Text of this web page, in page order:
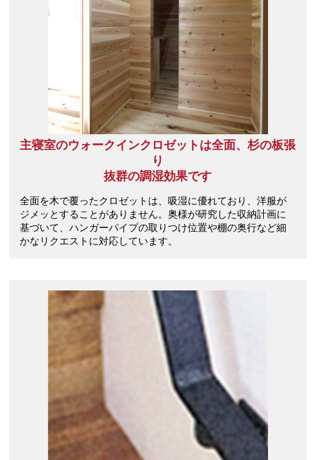
主寝室のウォークインクロゼットは全面、杉の板張
り
抜群の調湿効果です
全面を木で覆ったクロゼットは、吸湿に優れており、洋服が
ジメッとすることがありません。奥様が研究した収納計画に
基づいて、ハンガーパイプの取りつけ位置や棚の奥行など細
かなリクエストに対応しています。